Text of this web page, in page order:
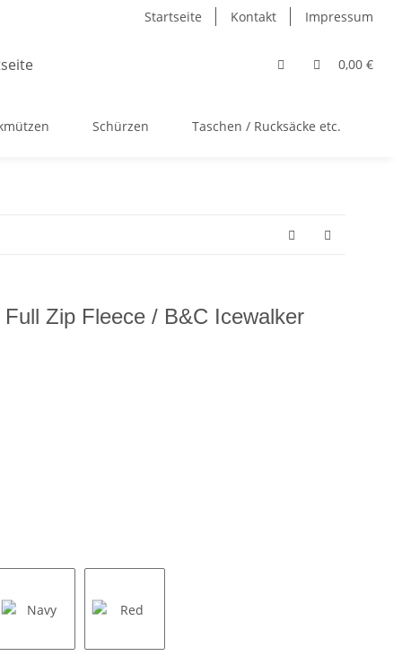
Startseite Kontakt Impressum
0,00 €
Schürzen Taschen / Rucksäcke etc.
Zip Fleece / B&C Icewalker